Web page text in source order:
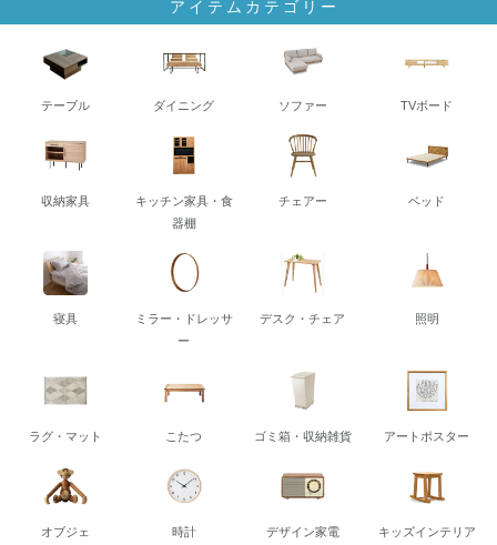
アイテムカテゴリー
テーブル ダイニング ソファー TVボード
収納家具
キッチン家具・食
器棚
チェアー ベッド
寝具
ミラー・ドレッサ
ー
デスク・チェア 照明
ラグ・マット こたつ ゴミ箱・収納雑貨 アートポスター
オブジェ 時計 デザイン家電 キッズインテリア